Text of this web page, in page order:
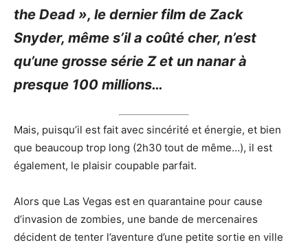
the Dead », le dernier film de Zack
Snyder, même s’il a coûté cher, n’est
qu’une grosse série Z et un nanar à
presque 100 millions…
Mais, puisqu’il est fait avec sincérité et énergie, et bien
que beaucoup trop long (2h30 tout de même…), il est
également, le plaisir coupable parfait.
Alors que Las Vegas est en quarantaine pour cause
d’invasion de zombies, une bande de mercenaires
décident de tenter l’aventure d’une petite sortie en ville